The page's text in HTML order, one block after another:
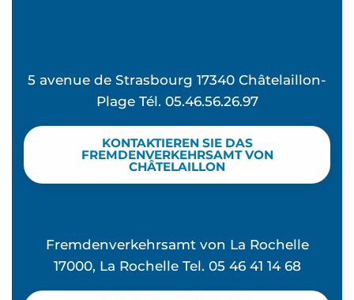
5 avenue de Strasbourg 17340 Châtelaillon-
Plage Tél. 05.46.56.26.97
KONTAKTIEREN SIE DAS
FREMDENVERKEHRSAMT VON
CHÂTELAILLON
Fremdenverkehrsamt von La Rochelle
17000, La Rochelle Tel. 05 46 41 14 68